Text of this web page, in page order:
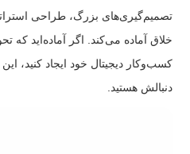
تصمیم‌گیری‌های بزرگ، طراحی
خلاق آماده می‌کند. اگر آماده‌اید که
کسب‌وکار دیجیتال خود ایجاد کنید،
دنبالش هستید.